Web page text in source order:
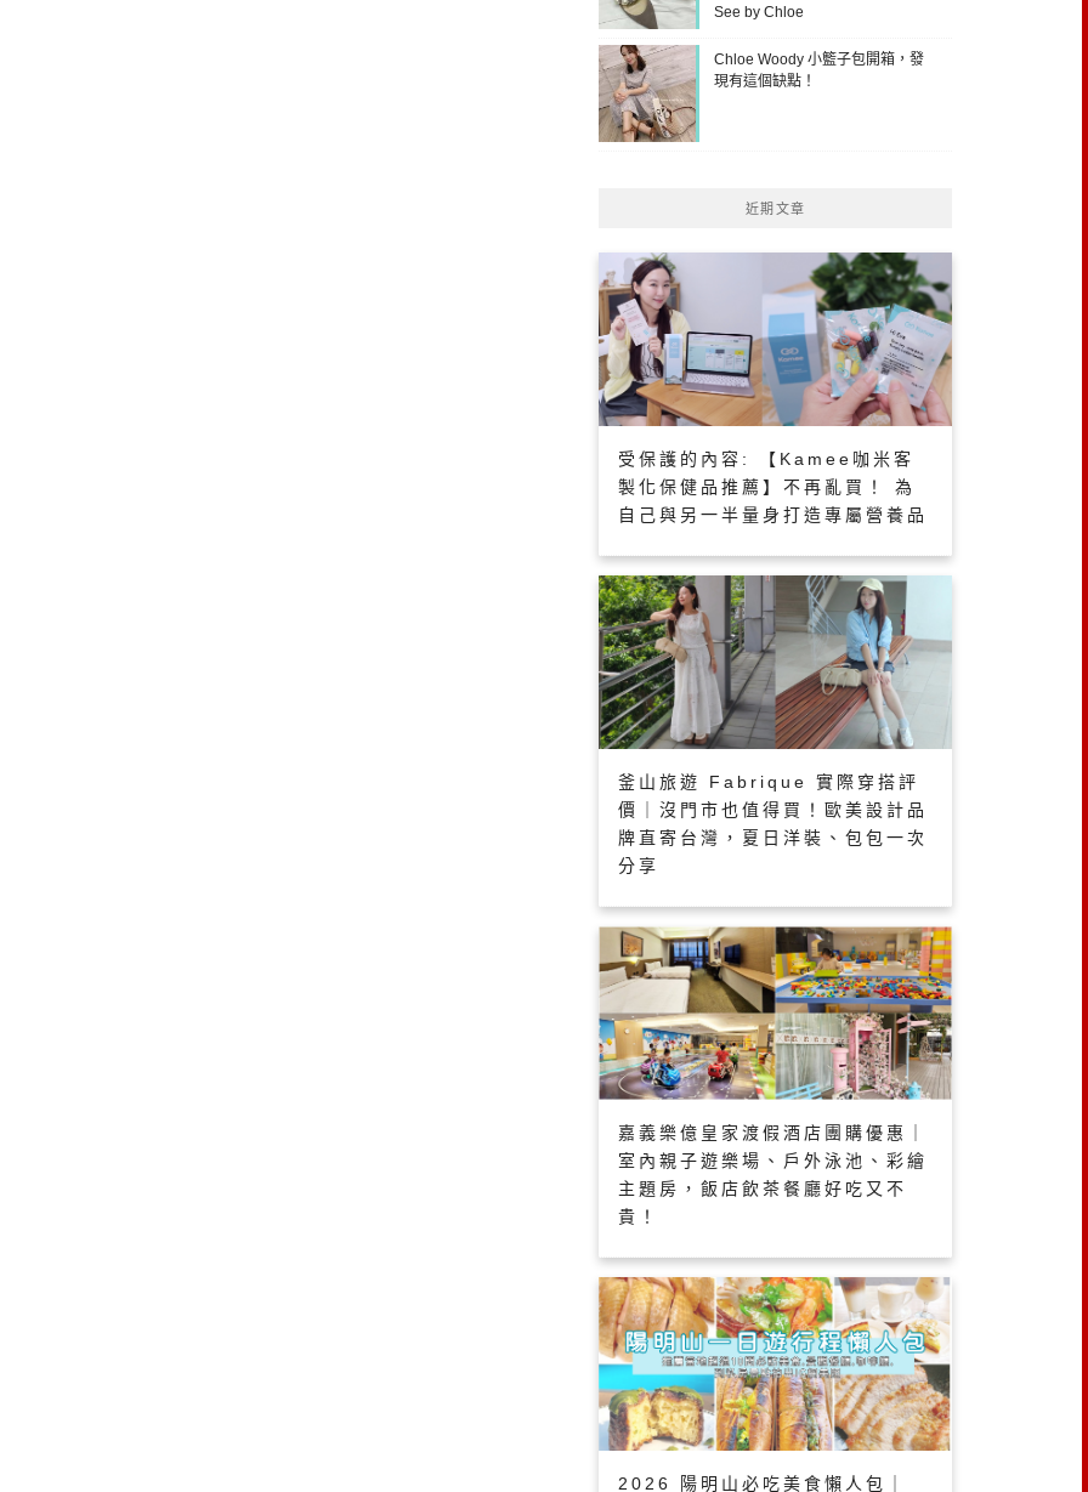
See by Chloe
Chloe Woody 小籃子包開箱，發
現有這個缺點！
近期文章
受保護的內容: 【Kamee咖米客
製化保健品推薦】不再亂買！ 為
自己與另一半量身打造專屬營養品
釜山旅遊 Fabrique 實際穿搭評
價｜沒門市也值得買！歐美設計品
牌直寄台灣，夏日洋裝、包包一次
分享
嘉義樂億皇家渡假酒店團購優惠｜
室內親子遊樂場、戶外泳池、彩繪
主題房，飯店飲茶餐廳好吃又不
貴！
2026 陽明山必吃美食懶人包｜